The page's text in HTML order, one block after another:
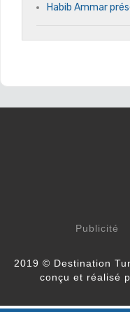
Habib Ammar
Publicité
2019 © Destination
conçu et réalisé